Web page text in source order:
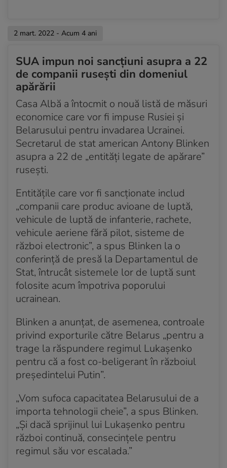
2 mart. 2022 - Acum 4 ani
SUA impun noi sancțiuni asupra a 22
de companii rusești din domeniul
apărării
Casa Albă a întocmit o nouă listă de măsuri
economice care vor fi impuse Rusiei și
Belarusului pentru invadarea Ucrainei.
Secretarul de stat american Antony Blinken
asupra a 22 de „entități legate de apărare”
rusești.
Entitățile care vor fi sancționate includ
„companii care produc avioane de luptă,
vehicule de luptă de infanterie, rachete,
vehicule aeriene fără pilot, sisteme de
război electronic”, a spus Blinken la o
conferință de presă la Departamentul de
Stat, întrucât sistemele lor de luptă sunt
folosite acum împotriva poporului
ucrainean.
Blinken a anunțat, de asemenea, controale
privind exporturile către Belarus „pentru a
trage la răspundere regimul Lukașenko
pentru că a fost co-beligerant în războiul
președintelui Putin”.
„Vom sufoca capacitatea Belarusului de a
importa tehnologii cheie”, a spus Blinken.
„Și dacă sprijinul lui Lukașenko pentru
război continuă, consecințele pentru
regimul său vor escalada.”